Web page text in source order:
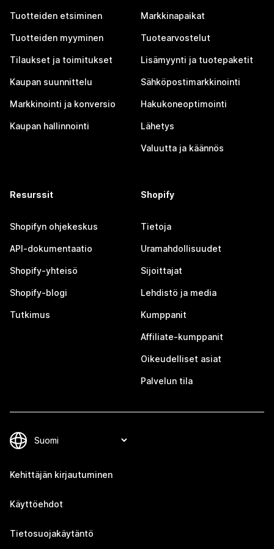
Tuotteiden etsiminen
Tuotteiden myyminen
Tilaukset ja toimitukset
Kaupan suunnittelu
Markkinointi ja konversio
Kaupan hallinnointi
Markkinapaikat
Tuotearvostelut
Lisämyynti ja tuotepaketit
Sähköpostimarkkinointi
Hakukoneoptimointi
Lähetys
Valuutta ja käännös
Resurssit
Shopifyn ohjekeskus
API-dokumentaatio
Shopify-yhteisö
Shopify-blogi
Tutkimus
Shopify
Tietoja
Uramahdollisuudet
Sijoittajat
Lehdistö ja media
Kumppanit
Affiliate-kumppanit
Oikeudelliset asiat
Palvelun tila
Kehittäjän kirjautuminen
Käyttöehdot
Tietosuojakäytäntö